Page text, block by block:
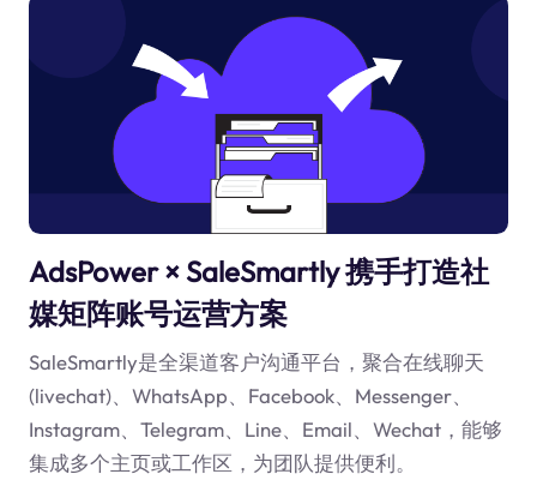
AdsPower × SaleSmartly 携手打造社
媒矩阵账号运营方案
SaleSmartly是全渠道客户沟通平台，聚合在线聊天
(livechat)、WhatsApp、Facebook、Messenger、
Instagram、Telegram、Line、Email、Wechat，能够
集成多个主页或工作区，为团队提供便利。